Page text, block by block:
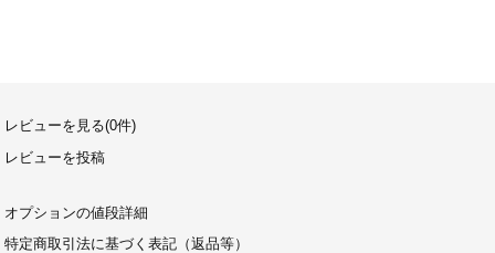
レビューを見る(0件)
レビューを投稿
オプションの値段詳細
特定商取引法に基づく表記（返品等）